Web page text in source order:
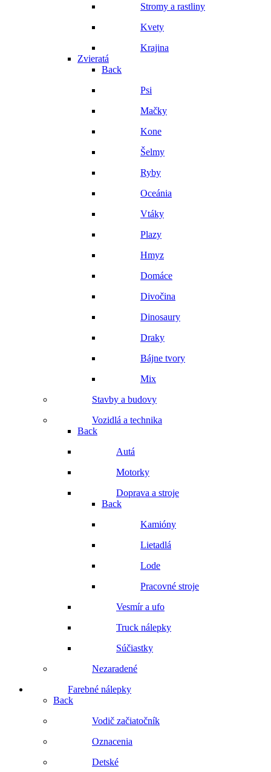
Stromy a rastliny
Kvety
Krajina
Zvieratá
Back
Psi
Mačky
Kone
Šelmy
Ryby
Oceánia
Vtáky
Plazy
Hmyz
Domáce
Divočina
Dinosaury
Draky
Bájne tvory
Mix
Stavby a budovy
Vozidlá a technika
Back
Autá
Motorky
Doprava a stroje
Back
Kamióny
Lietadlá
Lode
Pracovné stroje
Vesmír a ufo
Truck nálepky
Súčiastky
Nezaradené
Farebné nálepky
Back
Vodič začiatočník
Oznacenia
Detské